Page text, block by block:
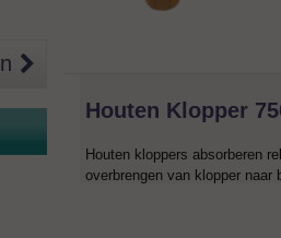
Houten Klopper
Houten kloppers absorberen
overbrengen van klopper naar